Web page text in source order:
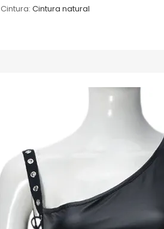
Cintura: Cintura natural